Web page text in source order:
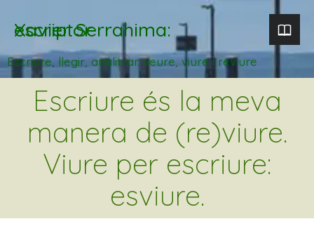
Xavier Serrahima: escriptor
Escriure, llegir, analitzar. veure, viure i reviure
Escriure és la meva
manera de (re)viure.
Viure per escriure:
esviure.